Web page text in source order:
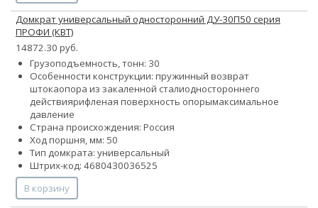
Домкрат универсальный односторонний ДУ-30П50 серия
ПРОФИ (КВТ)
14872.30 руб.
Грузоподъемность, тонн: 30
Особенности конструкции: пружинный возврат
штокаопора из закаленной сталиодностороннего
действиярифленая поверхность опорымаксимальное
давление
Страна происхождения: Россия
Ход поршня, мм: 50
Тип домкрата: универсальный
Штрих-код: 4680430036525
В корзину